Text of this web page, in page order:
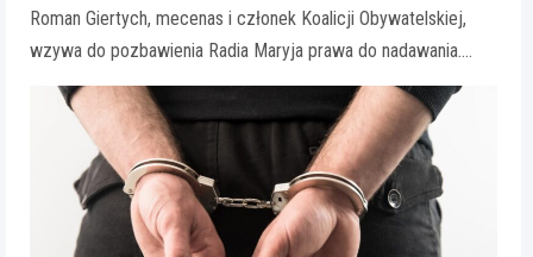
Roman Giertych, mecenas i członek Koalicji Obywatelskiej,
wzywa do pozbawienia Radia Maryja prawa do nadawania.…